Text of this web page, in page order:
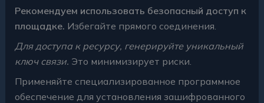
Рекомендуем использовать безопасный доступ к
площадке. Избегайте прямого соединения.
Для доступа к ресурсу, генерируйте уникальный
ключ связи. Это минимизирует риски.
Применяйте специализированное программное
обеспечение для установления зашифрованного